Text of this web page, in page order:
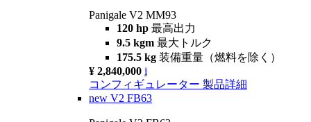
Panigale V2 MM93
120 hp 最高出力
9.5 kgm 最大トルク
175.5 kg 装備重量（燃料を除く）
¥ 2,840,000 i
コンフィギュレーター 製品詳細
new V2 FB63